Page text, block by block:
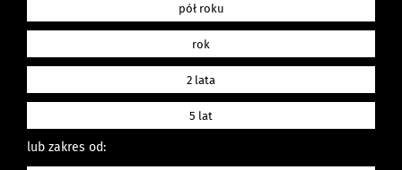
pół roku
rok
2 lata
5 lat
lub zakres od: